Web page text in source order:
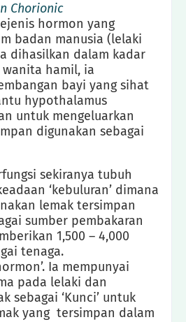
Chorionic
hormon yang
badan manusia (lelaki
dihasilkan dalam kadar
hamil, ia
bayi yang sihat
hypothalamus
untuk mengeluarkan
digunakan sebagai
sekiranya tubuh
‘kebuluran’ dimana
lemak tersimpan
sumber pembakaran
1,500 – 4,000
tenaga.
Ia mempunyai
pada lelaki dan
sebagai ‘Kunci’ untuk
yang tersimpan dalam